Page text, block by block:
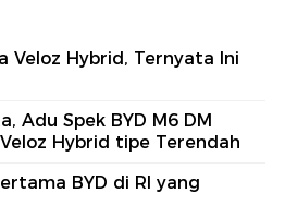
Veloz Hybrid, Ternyata Ini
Adu Spek BYD M6 DM
Hybrid tipe Terendah
BYD di RI yang